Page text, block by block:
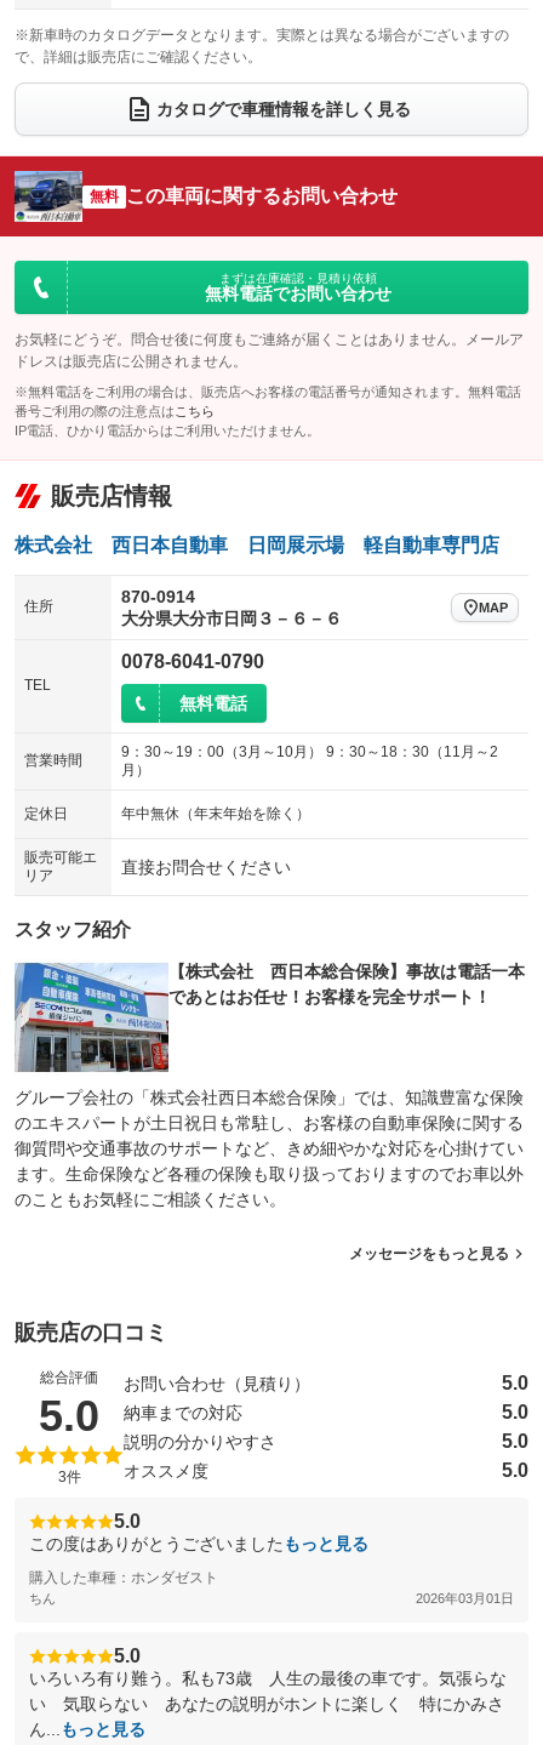
：装備なし ：装備なし
ウォークスルー
：装備なし
電動リアゲート フロントカメラ
：装備あり
：装備なし ：装備あり
サイドカメラ
：装備あり ルーフレール
：装備なし
：装備なし
：装備なし
※新車時のカタログデータとなります。実際とは異なる場合がございますの
で、詳細は販売店にご確認ください。
カタログで車種情報を詳しく見る
無料 この車両に関するお問い合わせ
まずは在庫確認・見積り依頼
無料電話でお問い合わせ
お気軽にどうぞ。問合せ後に何度もご連絡が届くことはありません。メールア
ドレスは販売店に公開されません。
※無料電話をご利用の場合は、販売店へお客様の電話番号が通知されます。無料電話
番号ご利用の際の注意点は こちら
IP電話、ひかり電話からはご利用いただけません。
販売店情報
株式会社 西日本自動車 日岡展示場 軽自動車専門店
住所
870-0914
大分県大分市日岡３－６－６
MAP
TEL
0078-6041-0790
無料電話
営業時間
9：30～19：00（3月～10月） 9：30～18：30（11月～2
月）
定休日 年中無休（年末年始を除く）
販売可能エ
リア
直接お問合せください
スタッフ紹介
【株式会社 西日本総合保険】事故は電話一本
であとはお任せ！お客様を完全サポート！
グループ会社の「株式会社西日本総合保険」では、知識豊富な保険
のエキスパートが土日祝日も常駐し、お客様の自動車保険に関する
御質問や交通事故のサポートなど、きめ細やかな対応を心掛けてい
ます。生命保険など各種の保険も取り扱っておりますのでお車以外
のこともお気軽にご相談ください。
メッセージをもっと見る
販売店の口コミ
総合評価
5.0 （5点満点中）
3件
お問い合わせ（見積り） 5.0
納車までの対応 5.0
説明の分かりやすさ 5.0
オススメ度 5.0
5.0
この度はありがとうございました もっと見る
購入した車種：ホンダゼスト
ちん 2026年03月01日
5.0
いろいろ有り難う。私も73歳 人生の最後の車です。気張らな
い 気取らない あなたの説明がホントに楽しく 特にかみさ
ん...
もっと見る